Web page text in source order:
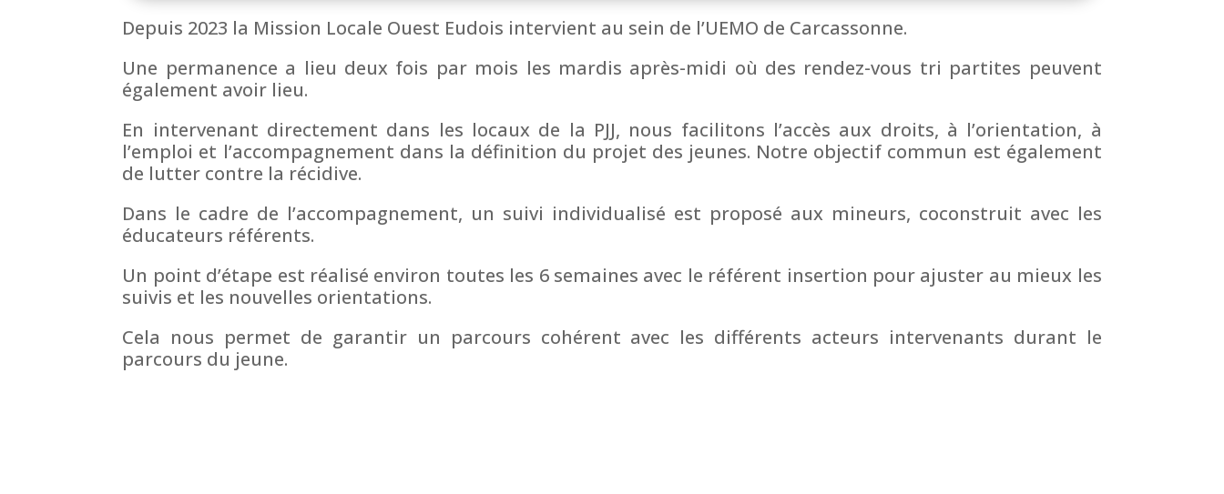
Depuis 2023 la Mission Locale Ouest Eudois intervient au sein de l’UEMO de Carcassonne.
Une permanence a lieu deux fois par mois les mardis après-midi où des rendez-vous tri partites peuvent
également avoir lieu.
En intervenant directement dans les locaux de la PJJ, nous facilitons l’accès aux droits, à l’orientation, à
l’emploi et l’accompagnement dans la définition du projet des jeunes. Notre objectif commun est également
de lutter contre la récidive.
Dans le cadre de l’accompagnement, un suivi individualisé est proposé aux mineurs, coconstruit avec les
éducateurs référents.
Un point d’étape est réalisé environ toutes les 6 semaines avec le référent insertion pour ajuster au mieux les
suivis et les nouvelles orientations.
Cela nous permet de garantir un parcours cohérent avec les différents acteurs intervenants durant le
parcours du jeune.